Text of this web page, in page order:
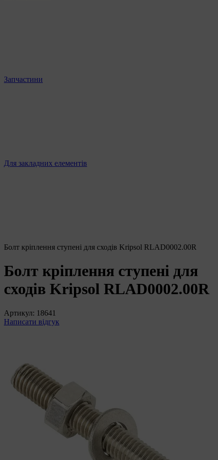
Запчастини
Для закладних елементів
Болт кріплення ступені для сходів Kripsol RLAD0002.00R
Болт кріплення ступені для
сходів Kripsol RLAD0002.00R
Артикул: 18641
Написати відгук